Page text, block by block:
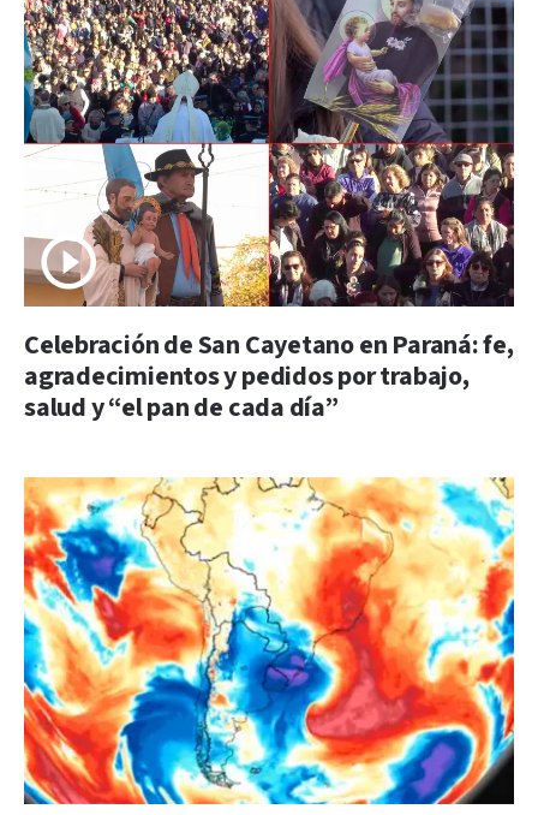
Celebración de San Cayetano en Paraná: fe,
agradecimientos y pedidos por trabajo,
salud y “el pan de cada día”